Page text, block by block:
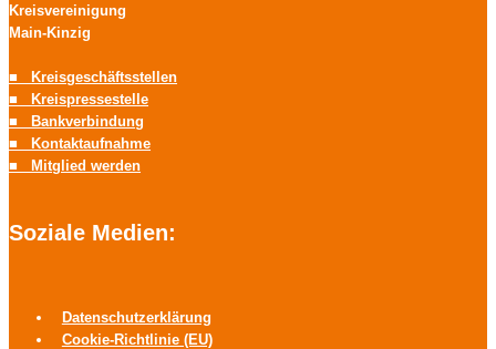
Kreisvereinigung
Main-Kinzig
■ Kreisgeschäftsstellen
■ Kreispressestelle
■ Bankverbindung
■ Kontaktaufnahme
■ Mitglied werden
Soziale Medien:
Datenschutzerklärung
Cookie-Richtlinie (EU)